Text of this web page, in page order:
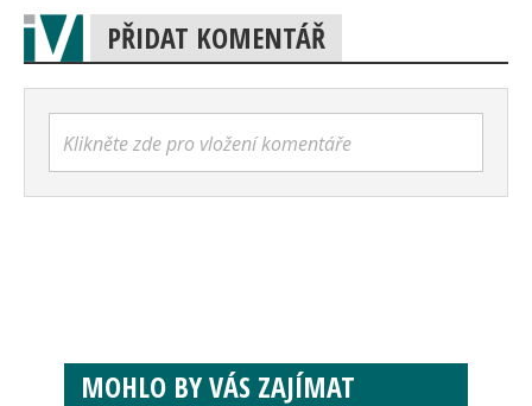
PŘIDAT KOMENTÁŘ
Klikněte zde pro vložení komentáře
MOHLO BY VÁS ZAJÍMAT